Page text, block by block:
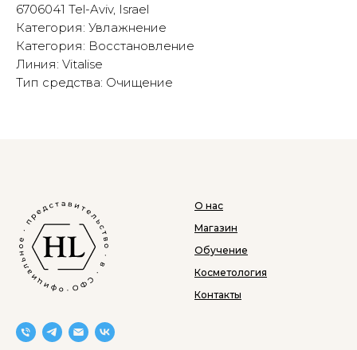
6706041 Tel-Aviv, Israel
Категория: Увлажнение
Категория: Восстановление
Линия: Vitalise
Тип средства: Очищение
О нас
Магазин
Обучение
Косметология
Контакты